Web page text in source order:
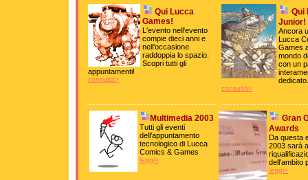
Qui Lucca
Games!
L'evento nell'evento
compie dieci anni e
nell'occasione
raddoppia lo spazio.
Scopri tutti gli
appuntamenti!
consulta>
Qui
Junior!
Ancora
Lucca
Games
mondo
con un
dedicato.
consulta>
Multimedia 2003
Tutti gli eventi
dell'appuntamento
tecnologico di Lucca
Comics & Games
leggi>
Gran
Awards
Da questa
2003 sarà
dell'ambito
leggi>